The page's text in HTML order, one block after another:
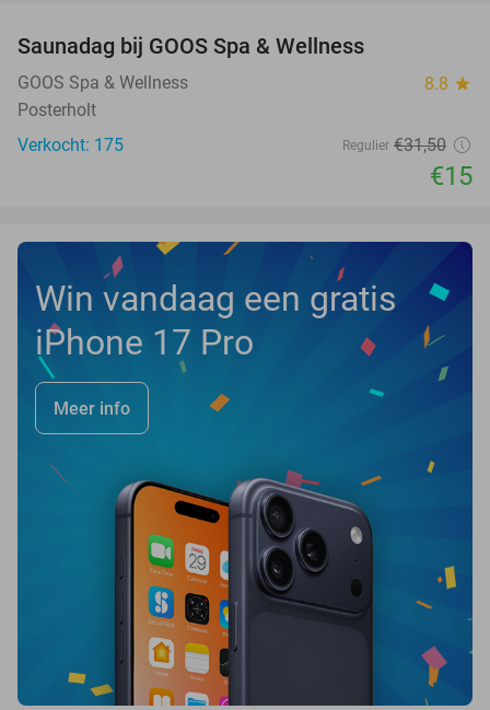
Saunadag bij GOOS Spa & Wellness
GOOS Spa & Wellness 8.8 star
Posterholt
Verkocht: 175
Regulier €31,50
€15
Win vandaag een gratis
iPhone 17 Pro
Meer info